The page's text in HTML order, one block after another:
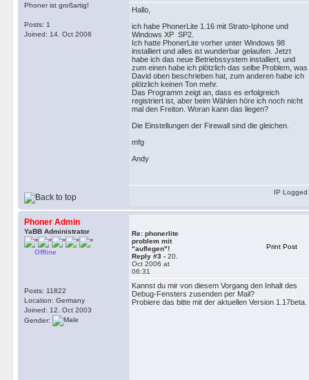
Phoner ist großartig!
Posts: 1
Joined: 14. Oct 2006
Hallo,
ich habe PhonerLite 1.16 mit Strato-Iphone und
Windows XP SP2.
Ich hatte PhonerLite vorher unter Windows 98
installiert und alles ist wunderbar gelaufen. Jetzt
habe ich das neue Betriebssystem installiert, und
zum einen habe ich plötzlich das selbe Problem, was
David oben beschrieben hat, zum anderen habe ich
plötzlich keinen Ton mehr.
Das Programm zeigt an, dass es erfolgreich
registriert ist, aber beim Wählen höre ich noch nicht
mal den Freiton. Woran kann das liegen?
Die Einstellungen der Firewall sind die gleichen.
mfg
Andy
IP Logged
Phoner Admin
YaBB Administrator
Offline
Posts: 11822
Location: Germany
Joined: 12. Oct 2003
Gender:
Re: phonerlite
problem mit
"auflegen"!
Reply #3 - 20.
Oct 2006 at
06:31
Print Post
Kannst du mir von diesem Vorgang den Inhalt des
Debug-Fensters zusenden per Mail?
Probiere das bitte mit der aktuellen Version 1.17beta.